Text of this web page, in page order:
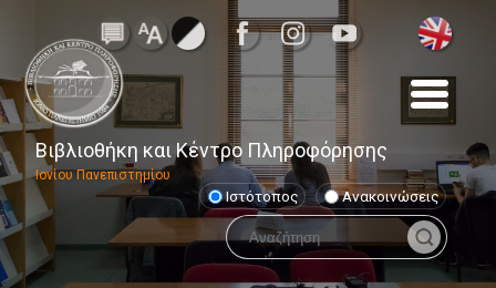
Βιβλιοθήκη και Κέντρο Πληροφόρησης
Ιονίου Πανεπιστημίου
Ιστότοπος Ανακοινώσεις